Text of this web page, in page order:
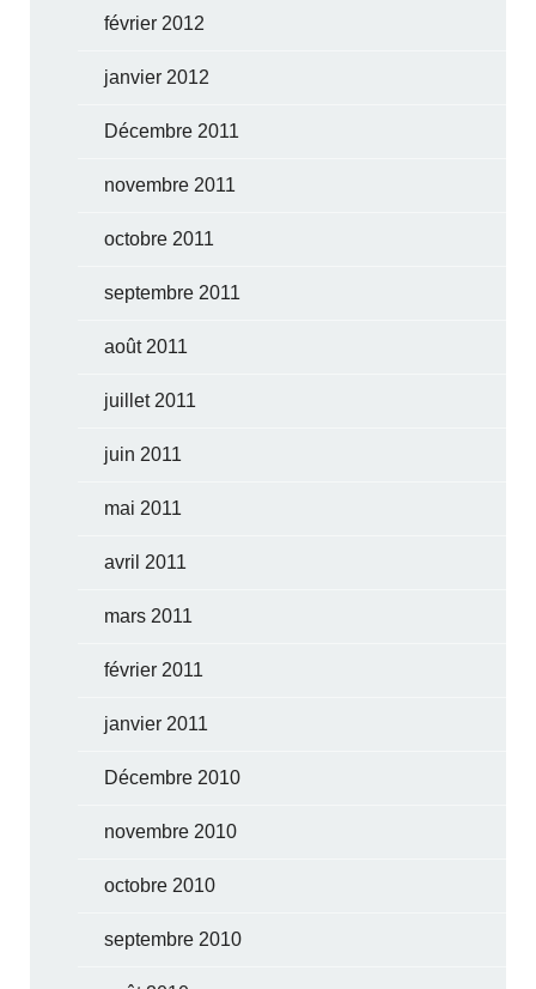
février 2012
janvier 2012
Décembre 2011
novembre 2011
octobre 2011
septembre 2011
août 2011
juillet 2011
juin 2011
mai 2011
avril 2011
mars 2011
février 2011
janvier 2011
Décembre 2010
novembre 2010
octobre 2010
septembre 2010